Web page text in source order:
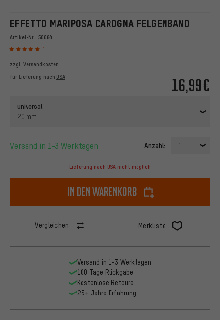
EFFETTO MARIPOSA CAROGNA FELGENBAND
Artikel-Nr.: 50064
1
16,99€
zzgl. Versandkosten
für Lieferung nach USA
universal
20 mm
Versand in 1-3 Werktagen Anzahl: 1
Lieferung nach USA nicht möglich
In den Warenkorb
Vergleichen Merkliste
Versand in 1-3 Werktagen
100 Tage Rückgabe
Kostenlose Retoure
25+ Jahre Erfahrung